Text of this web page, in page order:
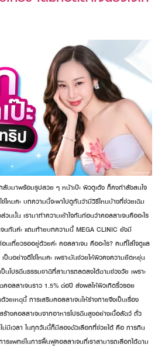
ลับมาพร้อมรูปสวย ๆ หน้าเป๊ะ ผิวดูเด้ง ก็คงกำลังสนใจ
หมคะ บทความนี้จะพาไปดูกันว่ามีวิธีไหนบ้างที่ช่วยเติม
นนั้น เรามาทำความเข้าใจกันก่อนว่าคอลลาเจนคืออะไร
นกันค่ะ แถมท้ายบทความนี้ MEGA CLINIC ยังมี
เที่ยวรออยู่ด้วยค่ะ คอลลาเจน คืออะไร? คนที่ใส่ใจดูแล
นอย่างดีใช่ไหมคะ เพราะมันช่วยให้ผิวคงความยืดหยุ่น
นโปรตีนธรรมชาติที่สามารถลดลงได้ตามช่วงวัย เพราะ
อลลาเจนราว 1.5% ต่อปี ส่งผลให้ผิวเกิดริ้วรอย
เหตุนี้ การเสริมคอลลาเจนให้ร่างกายจึงเป็นเรื่อง
างคอลลาเจนจากอาหารโปรตีนสูงอย่างเนื้อสัตว์ ถั่ว
มีเวลา ในทุกวันนี้ก็มีสองตัวเลือกที่ช่วยได้ คือ การกิน
ารแพทย์ในการฟื้นฟูคอลลาเจนที่เราสามารถเลือกได้ตาม